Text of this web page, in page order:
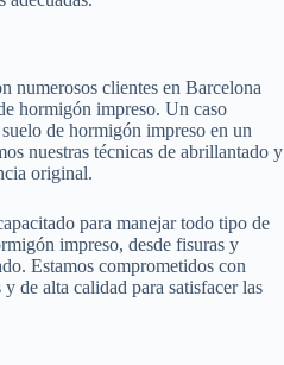
numerosos clientes en Barcelona
hormigón impreso. Un caso
de hormigón impreso en un
nuestras técnicas de abrillantado y
original.
para manejar todo tipo de
impreso, desde fisuras y
Estamos comprometidos con
de alta calidad para satisfacer las